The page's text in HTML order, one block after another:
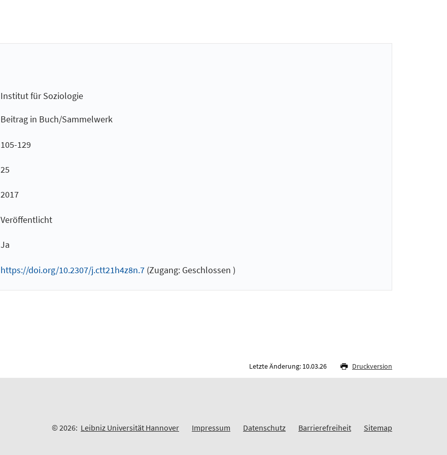
Institut für Soziologie
Beitrag in Buch/Sammelwerk
105-129
25
2017
Veröffentlicht
Ja
https://doi.org/10.2307/j.ctt21h4z8n.7(Zugang: Geschlossen )
Letzte Änderung: 10.03.26 Druckversion
© 2026: Leibniz Universität Hannover Impressum Datenschutz Barrierefreiheit Sitemap